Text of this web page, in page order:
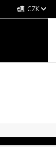
CZK